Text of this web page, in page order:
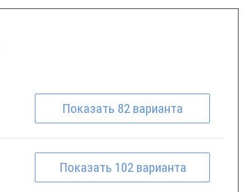
Показать 82 варианта
Показать 102 варианта